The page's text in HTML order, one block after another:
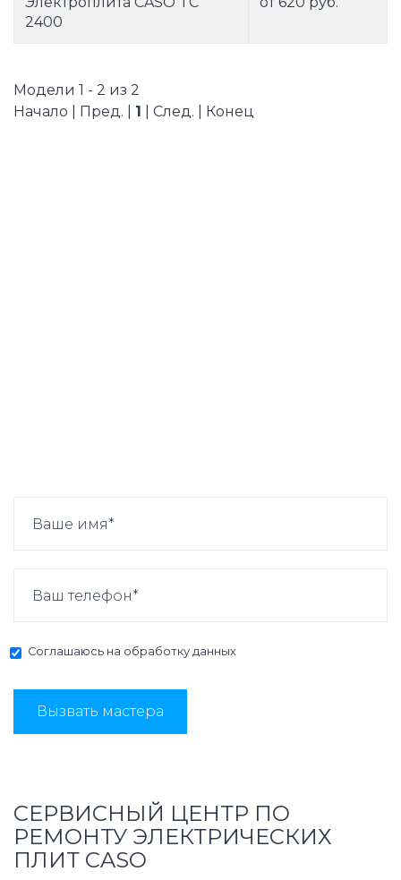
2400
Модели 1 - 2 из 2
Начало | Пред. | 1 | След. | Конец
Соглашаюсь на обработку данных
Вызвать мастера
СЕРВИСНЫЙ ЦЕНТР ПО
РЕМОНТУ ЭЛЕКТРИЧЕСКИХ
ПЛИТ CASO